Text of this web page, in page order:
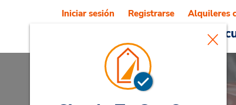
Iniciar sesión Registrarse Alquileres